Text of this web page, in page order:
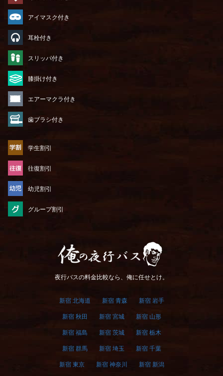
アイマスク付き
耳栓付き
スリッパ付き
膝掛け付き
エアーマクラ付き
歯ブラシ付き
学生割引
往復割引
幼児割引
グループ割引
俺の夜行バス
夜行バスの料金比較なら、俺に任せとけ。
新宿 北海道 新宿 青森 新宿 岩手
新宿 秋田 新宿 宮城 新宿 山形
新宿 福島 新宿 茨城 新宿 栃木
新宿 群馬 新宿 埼玉 新宿 千葉
新宿 東京 新宿 神奈川 新宿 新潟